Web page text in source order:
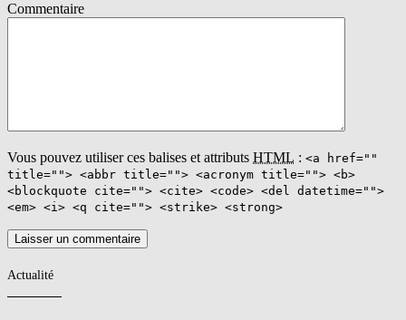
Commentaire
Vous pouvez utiliser ces balises et attributs HTML : <a href=""
title=""> <abbr title=""> <acronym title=""> <b>
<blockquote cite=""> <cite> <code> <del datetime="">
<em> <i> <q cite=""> <strike> <strong>
Actualité